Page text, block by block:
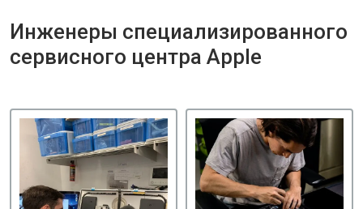
Инженеры специализированного
сервисного центра Apple